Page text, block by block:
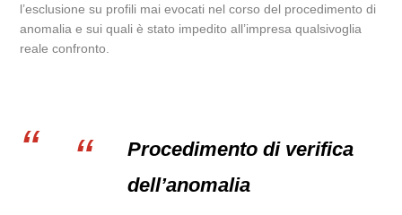
l’esclusione su profili mai evocati nel corso del procedimento di
anomalia e sui quali è stato impedito all’impresa qualsivoglia
reale confronto.
Procedimento di verifica
dell’anomalia